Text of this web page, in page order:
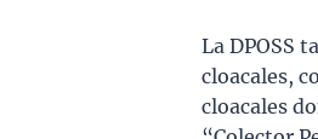
La DPOSS
cloacales,
cloacales